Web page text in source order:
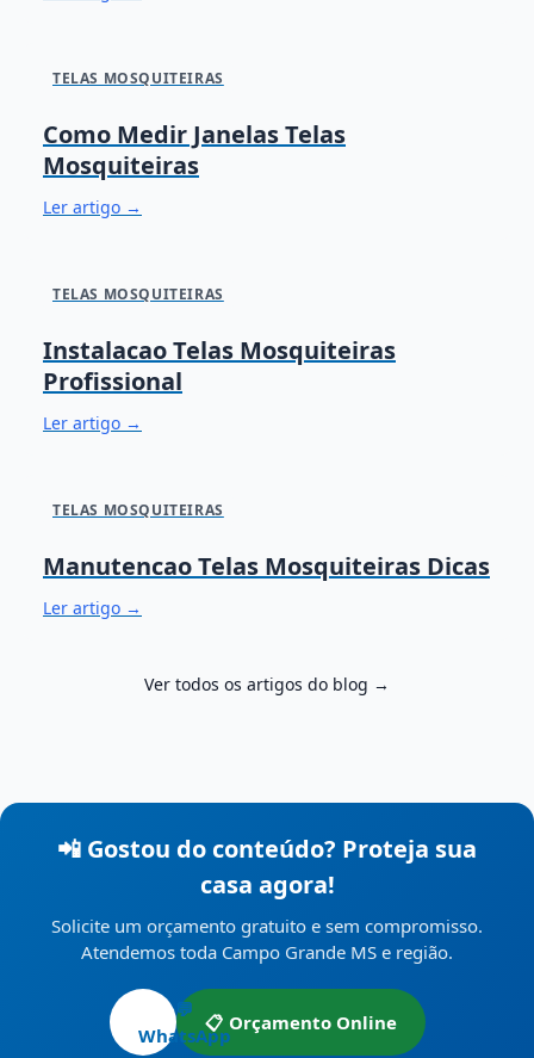
TELAS MOSQUITEIRAS
Como Medir Janelas Telas
Mosquiteiras
Ler artigo →
TELAS MOSQUITEIRAS
Instalacao Telas Mosquiteiras
Profissional
Ler artigo →
TELAS MOSQUITEIRAS
Manutencao Telas Mosquiteiras Dicas
Ler artigo →
Ver todos os artigos do blog →
📲 Gostou do conteúdo? Proteja sua
casa agora!
Solicite um orçamento gratuito e sem compromisso.
Atendemos toda Campo Grande MS e região.
💬
WhatsApp
📋 Orçamento Online